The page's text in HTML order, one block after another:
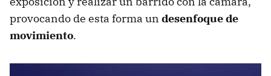
provocando de esta forma un desenfoque de
movimiento.